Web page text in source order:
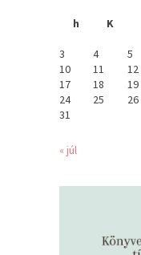
h
K
3
4 5
10
11 12
17
18 19
24
25 26
31
« júl